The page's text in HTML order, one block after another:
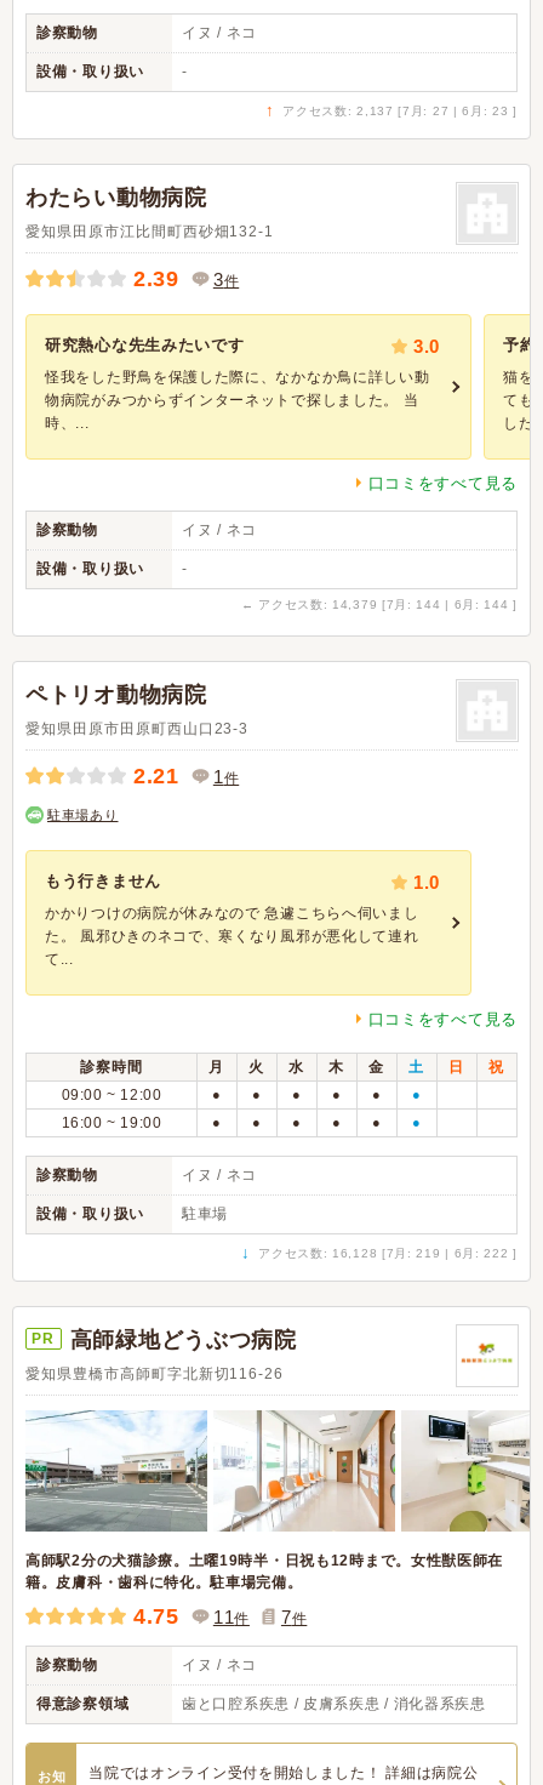
診察動物 イヌ / ネコ
設備・取り扱い -
↑ アクセス数: 2,137 [7月: 27 | 6月: 23 ]
わたらい動物病院
愛知県田原市江比間町西砂畑132-1
2.39 3件
研究熱心な先生みたいです 3.0
怪我をした野鳥を保護した際に、なかなか鳥に詳しい動
物病院がみつからずインターネットで探しました。 当
時、...
予約
猫を
ても
した
口コミをすべて見る
診察動物 イヌ / ネコ
設備・取り扱い -
← アクセス数: 14,379 [7月: 144 | 6月: 144 ]
ペトリオ動物病院
愛知県田原市田原町西山口23-3
2.21 1件
駐車場あり
もう行きません 1.0
かかりつけの病院が休みなので 急遽こちらへ伺いまし
た。 風邪ひきのネコで、寒くなり風邪が悪化して連れ
て...
口コミをすべて見る
診察時間 月 火 水 木 金 土 日
祝
09:00 ~ 12:00
● ● ● ● ● ●
16:00 ~ 19:00 ● ● ● ● ● ●
診察動物 イヌ / ネコ
設備・取り扱い 駐車場
↓ アクセス数: 16,128 [7月: 219 | 6月: 222 ]
PR 高師緑地どうぶつ病院
愛知県豊橋市高師町字北新切116-26
高師駅2分の犬猫診療。土曜19時半・日祝も12時まで。女性獣医師在
籍。皮膚科・歯科に特化。駐車場完備。
4.75 11件 7件
診察動物 イヌ / ネコ
得意診察領域 歯と口腔系疾患 / 皮膚系疾患 / 消化器系疾患
お知
当院ではオンライン受付を開始しました！ 詳細は病院公